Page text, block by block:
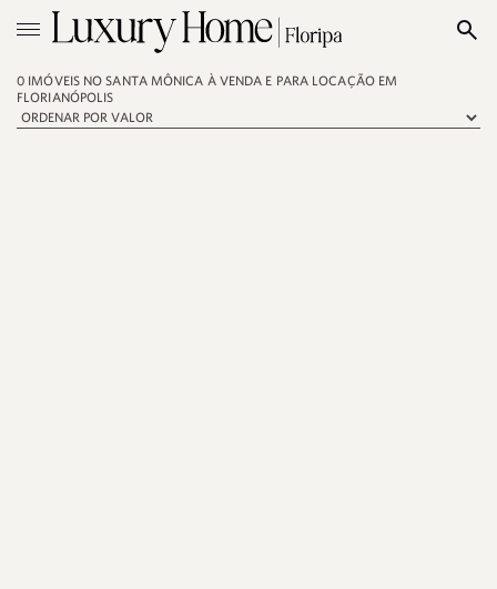
0 IMÓVEIS NO SANTA MÔNICA À VENDA E PARA LOCAÇÃO EM
FLORIANÓPOLIS